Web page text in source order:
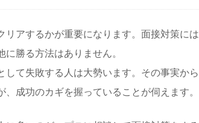
アするかが重要になります。面接対策には
勝る方法はありません。
て失敗する人は大勢います。その事実から
成功のカギを握っていることが伺えます。